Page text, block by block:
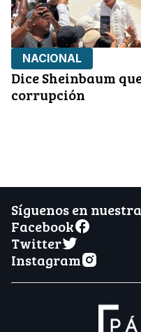
NACIONAL
Dice Sheinbaum
corrupción
Síguenos en
Facebook
Twitter
Instagram